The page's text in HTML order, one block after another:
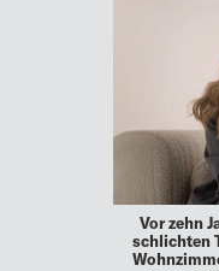
Vor zehn
schlichten